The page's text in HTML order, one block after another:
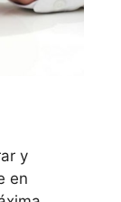
y
en